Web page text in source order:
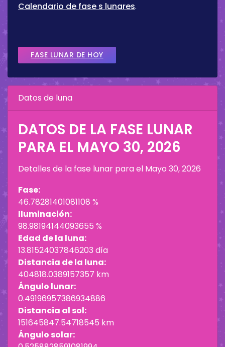
Calendario de fase s lunares.
FASE LUNAR DE HOY
Datos de luna
DATOS DE LA FASE LUNAR
PARA EL MAYO 30, 2026
Detalles de la fase lunar para el Mayo 30, 2026
Fase:
46.78281401081108 %
Iluminación:
98.98194144093655 %
Edad de la luna:
13.81524037846203 día
Distancia de la luna:
404818.0389157357 km
Ángulo lunar:
0.49196957386934886
Distancia al sol:
151645847.54718545 km
Ángulo solar: